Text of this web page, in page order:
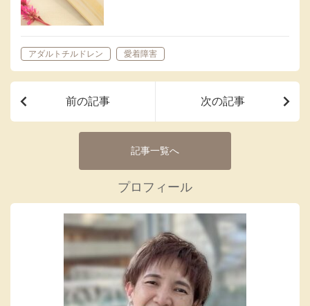
アダルトチルドレン 愛着障害
前の記事 次の記事
記事一覧へ
プロフィール